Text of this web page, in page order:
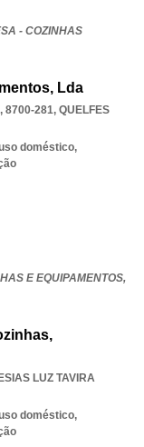
- COZINHAS
Lda
8700-281, QUELFES
doméstico,
E EQUIPAMENTOS,
LUZ TAVIRA
doméstico,